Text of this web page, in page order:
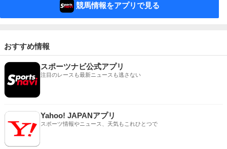
競馬情報をアプリで見る
おすすめ情報
スポーツナビ公式アプリ
注目のレースも最新ニュースも逃さない
Yahoo! JAPANアプリ
スポーツ情報やニュース、天気もこれひとつで